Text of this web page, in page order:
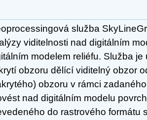
služba
viditelnosti nad digitálním
modelem reliéfu. Služba
obzoru dělící viditelný obzor
obzoru v rámci
nad digitálním modelu
do rastrového formátu